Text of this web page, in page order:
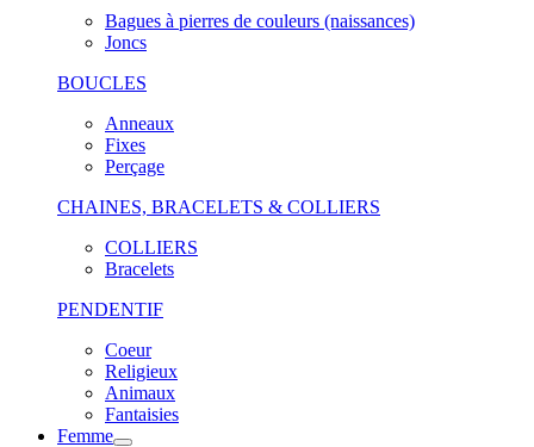
Bagues à pierres de couleurs (naissances)
Joncs
BOUCLES
Anneaux
Fixes
Perçage
CHAINES, BRACELETS & COLLIERS
COLLIERS
Bracelets
PENDENTIF
Coeur
Religieux
Animaux
Fantaisies
Femme